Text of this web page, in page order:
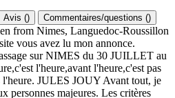
Avis () Commentaires/questions ()
from Nimes, Languedoc-Roussillon
vous avez lu mon annonce.
sur NIMES du 30 JUILLET au
l'heure,avant l'heure,c'est pas
l'heure. JULES JOUY Avant tout, je
personnes majeures. Les critères